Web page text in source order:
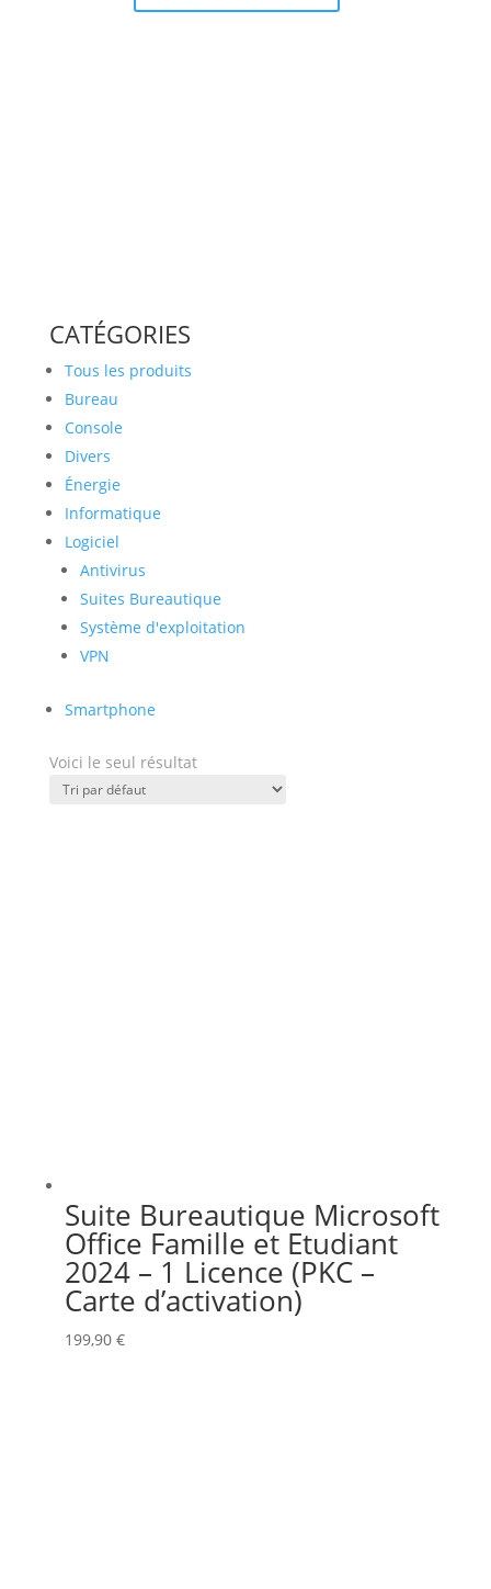
CATÉGORIES
Tous les produits
Bureau
Console
Divers
Énergie
Informatique
Logiciel
Antivirus
Suites Bureautique
Système d'exploitation
VPN
Smartphone
Voici le seul résultat
Suite Bureautique Microsoft
Office Famille et Etudiant
2024 – 1 Licence (PKC –
Carte d’activation)
199,90 €